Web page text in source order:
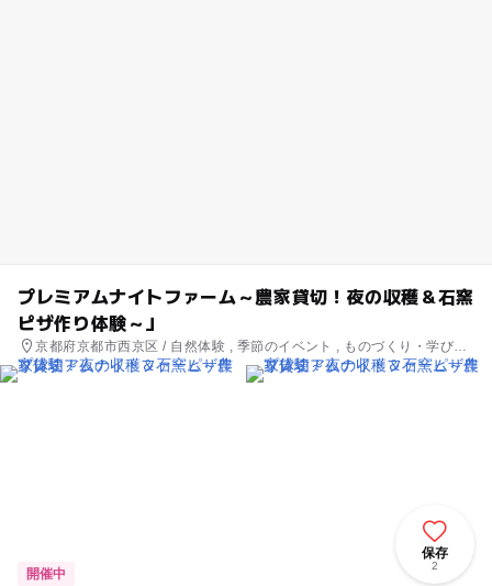
プレミアムナイトファーム～農家貸切！夜の収穫＆石窯
ピザ作り体験～」
京都府京都市西京区 / 自然体験 , 季節のイベント , ものづくり・学び体
験
保存
2
開催中